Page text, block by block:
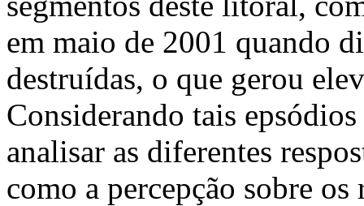
em maio de 2001 quando
destruídas, o que gerou
Considerando tais
analisar as diferentes
como a percepção sobre os